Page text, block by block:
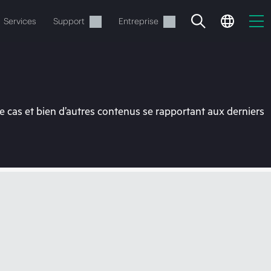
Services Support Entreprise
et bien d’autres contenus se rapportant aux derniers